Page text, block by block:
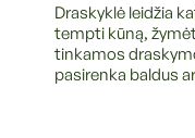
Draskyklė leidžia
tempti kūną,
tinkamos
pasirenka baldus